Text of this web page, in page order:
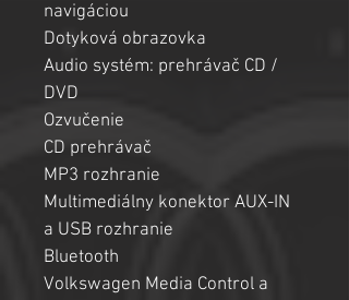
navigáciou
Dotyková obrazovka
Audio systém: prehrávač CD /
DVD
Ozvučenie
CD prehrávač
MP3 rozhranie
Multimediálny konektor AUX-IN
a USB rozhranie
Bluetooth
Volkswagen Media Control a